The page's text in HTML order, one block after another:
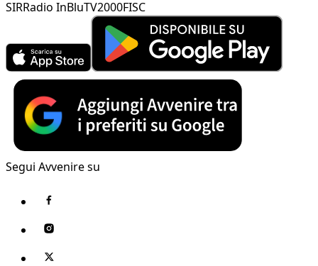
SIRRadio InBluTV2000FISC
Segui Avvenire su